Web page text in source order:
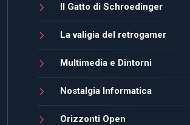
Il Gatto di Schroedinger
La valigia del retrogamer
Multimedia e Dintorni
Nostalgia Informatica
Orizzonti Open